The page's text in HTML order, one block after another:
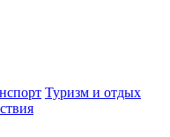
Туризм и отдых